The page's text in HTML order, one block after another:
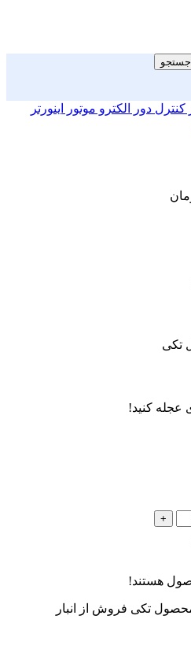
جستجو
کنترل دور الکترو موتور
اینورتر
هستند!
فروش از انبار